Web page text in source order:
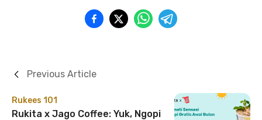
Rukees 101
Rukita x Jago Coffee: Yuk, Ngopi
Previous Article